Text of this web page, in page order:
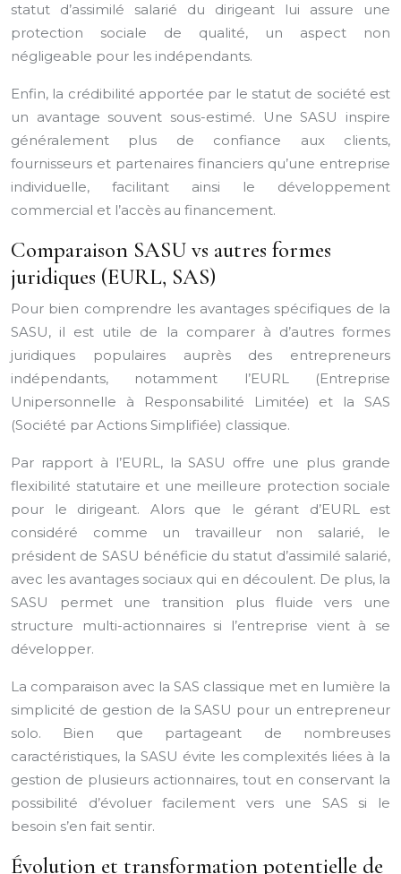
statut d’assimilé salarié du dirigeant lui assure une
protection sociale de qualité, un aspect non
négligeable pour les indépendants.
Enfin, la crédibilité apportée par le statut de société est
un avantage souvent sous-estimé. Une SASU inspire
généralement plus de confiance aux clients,
fournisseurs et partenaires financiers qu’une entreprise
individuelle, facilitant ainsi le développement
commercial et l’accès au financement.
Comparaison SASU vs autres formes
juridiques (EURL, SAS)
Pour bien comprendre les avantages spécifiques de la
SASU, il est utile de la comparer à d’autres formes
juridiques populaires auprès des entrepreneurs
indépendants, notamment l’EURL (Entreprise
Unipersonnelle à Responsabilité Limitée) et la SAS
(Société par Actions Simplifiée) classique.
Par rapport à l’EURL, la SASU offre une plus grande
flexibilité statutaire et une meilleure protection sociale
pour le dirigeant. Alors que le gérant d’EURL est
considéré comme un travailleur non salarié, le
président de SASU bénéficie du statut d’assimilé salarié,
avec les avantages sociaux qui en découlent. De plus, la
SASU permet une transition plus fluide vers une
structure multi-actionnaires si l’entreprise vient à se
développer.
La comparaison avec la SAS classique met en lumière la
simplicité de gestion de la SASU pour un entrepreneur
solo. Bien que partageant de nombreuses
caractéristiques, la SASU évite les complexités liées à la
gestion de plusieurs actionnaires, tout en conservant la
possibilité d’évoluer facilement vers une SAS si le
besoin s’en fait sentir.
Évolution et transformation potentielle de